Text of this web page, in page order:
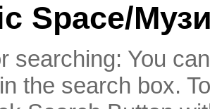
Space/
searching: You
the search box.